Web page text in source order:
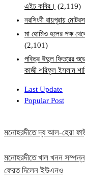
এইচ কবির। (2,119)
নরসিংদী রায়পুরায়
মা হোমিও হলের পক্ষ
(2,101)
পবিত্র ঈদুল ফিতরের
কাজী শরিফুল ইসলাম
Last Update
Popular Post
মনোহরদীতে দ্য আল-হেরা
মনোহরদীতে খাল খনন সম্পন্ন,
ফেরত দিলেন ইউএনও